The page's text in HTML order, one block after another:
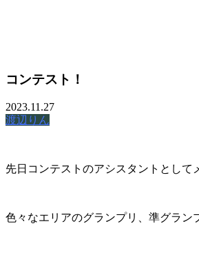
COLUMN
RECRUIT
コンテスト！
2023.11.27
渡辺りん
先日コンテストのアシスタントとして
色々なエリアのグランプリ、準グラン